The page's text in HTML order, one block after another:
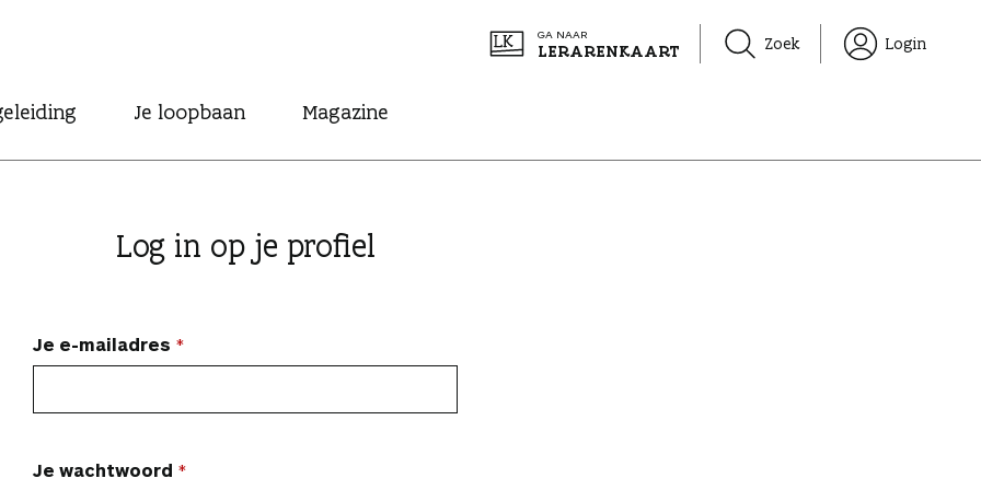
GA NAAR
LERARENKAART Zoek Login
Je loopbaan Magazine
Log in op je profiel
Je e-mailadres
Je wachtwoord